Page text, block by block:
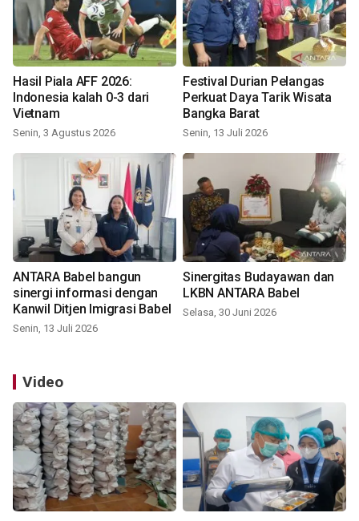
Hasil Piala AFF 2026:
Indonesia kalah 0-3 dari
Vietnam
Senin, 3 Agustus 2026
Festival Durian Pelangas
Perkuat Daya Tarik Wisata
Bangka Barat
Senin, 13 Juli 2026
ANTARA Babel bangun
sinergi informasi dengan
Kanwil Ditjen Imigrasi Babel
Senin, 13 Juli 2026
Sinergitas Budayawan dan
LKBN ANTARA Babel
Selasa, 30 Juni 2026
Video